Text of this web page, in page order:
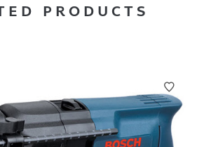
PRODUCTS